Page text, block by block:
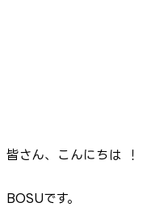
皆さん、こんにちは ！
BOSUです。